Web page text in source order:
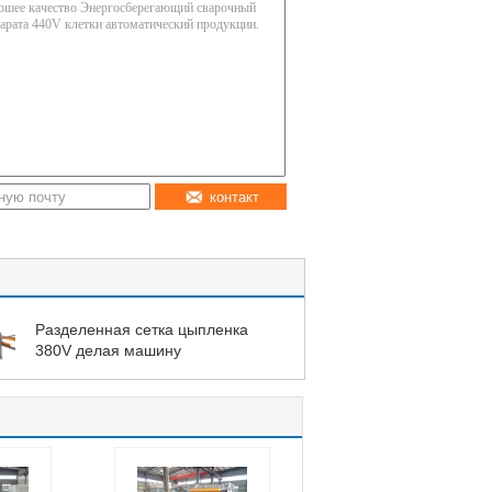
контакт
Разделенная сетка цыпленка
380V делая машину